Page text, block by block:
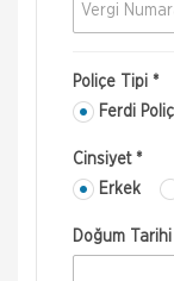
Poliçe Tipi *
Ferdi
Cinsiyet *
Erkek
Doğum Tarihi